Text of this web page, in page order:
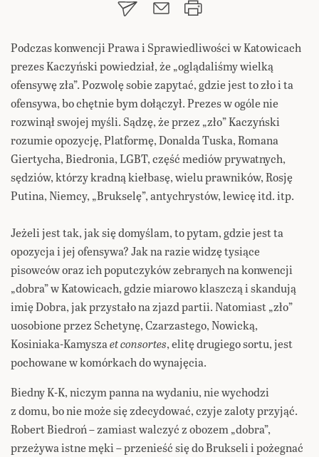
Podczas konwencji Prawa i Sprawiedliwości w Katowicach
prezes Kaczyński powiedział, że „oglądaliśmy wielką
ofensywę zła”. Pozwolę sobie zapytać, gdzie jest to zło i ta
ofensywa, bo chętnie bym dołączył. Prezes w ogóle nie
rozwinął swojej myśli. Sądzę, że przez „zło” Kaczyński
rozumie opozycję, Platformę, Donalda Tuska, Romana
Giertycha, Biedronia, LGBT, część mediów prywatnych,
sędziów, którzy kradną kiełbasę, wielu prawników, Rosję
Putina, Niemcy, „Brukselę”, antychrystów, lewicę itd. itp.
Jeżeli jest tak, jak się domyślam, to pytam, gdzie jest ta
opozycja i jej ofensywa? Jak na razie widzę tysiące
pisowców oraz ich poputczyków zebranych na konwencji
„dobra” w Katowicach, gdzie miarowo klaszczą i skandują
imię Dobra, jak przystało na zjazd partii. Natomiast „zło”
uosobione przez Schetynę, Czarzastego, Nowicką,
Kosiniaka-Kamyszaet consortes, elitę drugiego sortu, jest
pochowane w komórkach do wynajęcia.
Biedny K-K, niczym panna na wydaniu, nie wychodzi
z domu, bo nie może się zdecydować, czyje zaloty przyjąć.
Robert Biedroń – zamiast walczyć z obozem „dobra”,
przeżywa istne męki – przenieść się do Brukseli i pożegnać